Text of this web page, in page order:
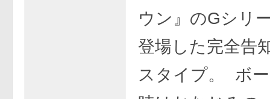
ウン』のGシリ
登場した完全告
スタイプ。 ボ